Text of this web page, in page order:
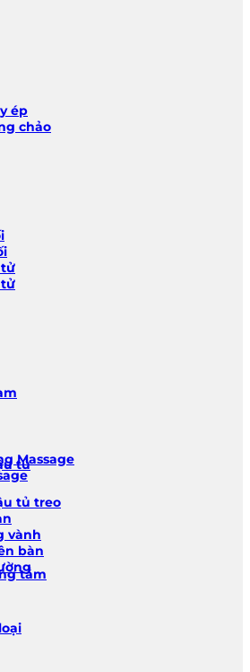
ép
chảo
tử
tử
Massage
tủ
tủ treo
vành
bàn
tắm